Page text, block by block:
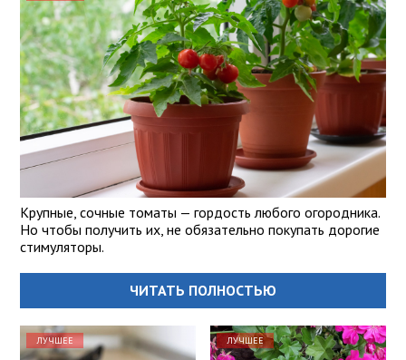
Крупные, сочные томаты — гордость любого огородника.
Но чтобы получить их, не обязательно покупать дорогие
стимуляторы.
ЧИТАТЬ ПОЛНОСТЬЮ
ЛУЧШЕЕ ЛУЧШЕЕ